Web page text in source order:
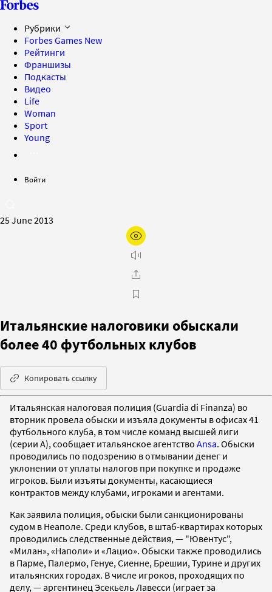
Рубрики
Forbes Games New
Рейтинги
Франшизы
Подкасты
Видео
Life
Woman
Sport
Young
Войти
25 June 2013
Итальянские налоговики обыскали
более 40 футбольных клубов
Копировать ссылку
Итальянская налоговая полиция (Guardia di Finanza) во
вторник провела обыски и изъяла документы в офисах 41
футбольного клуба, в том числе команд высшей лиги
(серии А), сообщает итальянское агентство Ansa. Обыски
проводились по подозрению в отмывании денег и
уклонении от уплаты налогов при покупке и продаже
игроков. Были изъяты документы, касающиеся
контрактов между клубами, игроками и агентами.
Как заявила полиция, обыски были санкционированы
судом в Неаполе. Среди клубов, в штаб-квартирах которых
проводились следственные действия, — "Ювентус",
«Милан», «Наполи» и «Лацио». Обыски также проводились
в Парме, Палермо, Генуе, Сиенне, Брешии, Турине и других
итальянских городах. В числе игроков, проходящих по
делу, — аргентинец Эсекьель Лавесси (играет за